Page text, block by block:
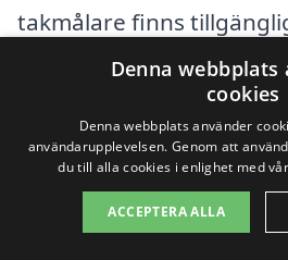
takmålare finns
Krokom
Alsen
Denna webbplats
cookies
Denna webbplats använder
användarupplevelsen. Genom att
du till alla cookies i enlighet med
ACCEPTERA ALLA